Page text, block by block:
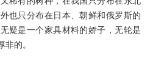
也只分布在日本、朝鲜和俄罗斯的
疑是一个家具材料的娇子，无轮是
的。